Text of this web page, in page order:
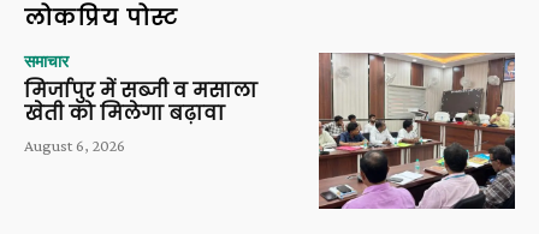
लोकप्रिय पोस्ट
समाचार
मिर्जापुर में सब्जी व मसाला
खेती को मिलेगा बढ़ावा
August 6, 2026